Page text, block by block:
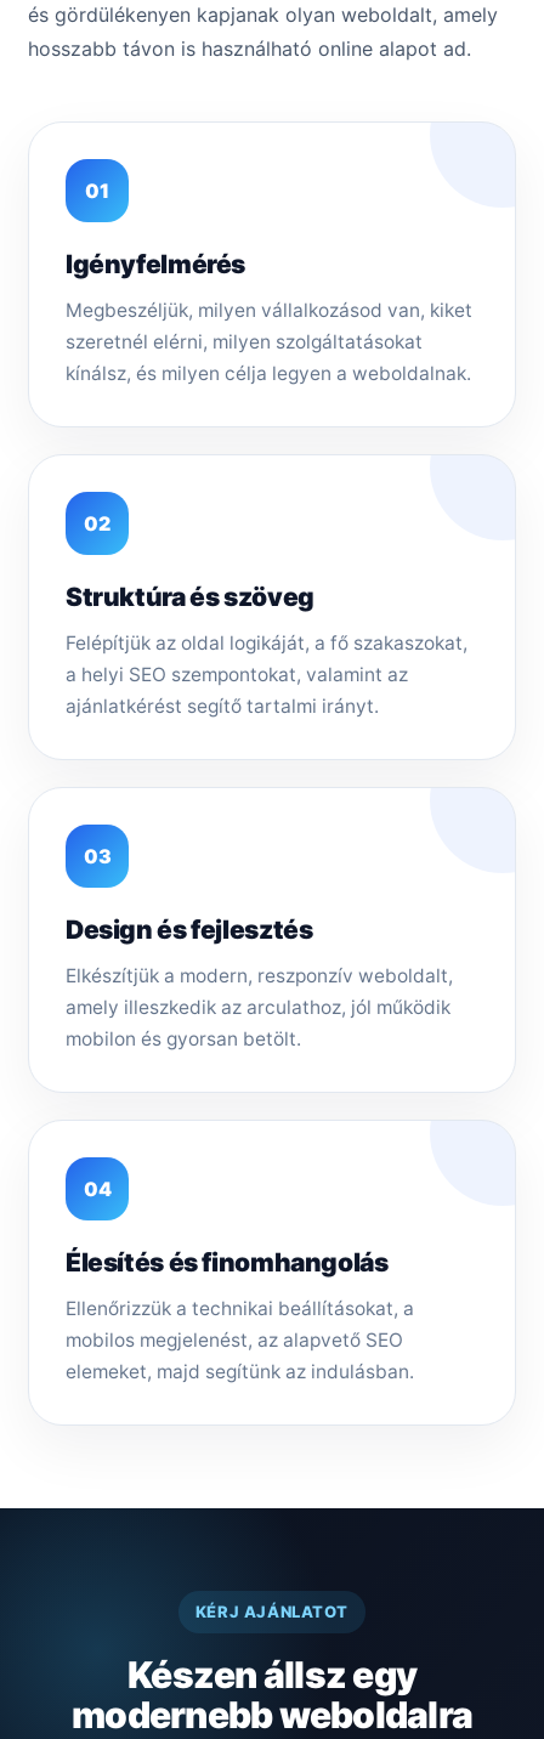
és gördülékenyen kapjanak olyan weboldalt, amely
hosszabb távon is használható online alapot ad.
01
Igényfelmérés
Megbeszéljük, milyen vállalkozásod van, kiket
szeretnél elérni, milyen szolgáltatásokat
kínálsz, és milyen célja legyen a weboldalnak.
02
Struktúra és szöveg
Felépítjük az oldal logikáját, a fő szakaszokat,
a helyi SEO szempontokat, valamint az
ajánlatkérést segítő tartalmi irányt.
03
Design és fejlesztés
Elkészítjük a modern, reszponzív weboldalt,
amely illeszkedik az arculathoz, jól működik
mobilon és gyorsan betölt.
04
Élesítés és finomhangolás
Ellenőrizzük a technikai beállításokat, a
mobilos megjelenést, az alapvető SEO
elemeket, majd segítünk az indulásban.
KÉRJ AJÁNLATOT
Készen állsz egy
modernebb weboldalra